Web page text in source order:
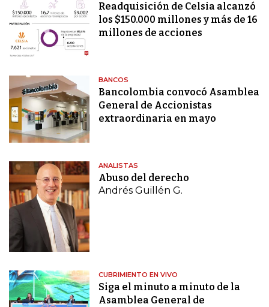
Readquisición de Celsia alcanzó
los $150.000 millones y más de 16
millones de acciones
BANCOS
Bancolombia convocó Asamblea
General de Accionistas
extraordinaria en mayo
ANALISTAS
Abuso del derecho
Andrés Guillén G.
CUBRIMIENTO EN VIVO
Siga el minuto a minuto de la
Asamblea General de